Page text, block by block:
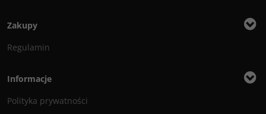
Zakupy
Regulamin
Informacje
Polityka prywatności